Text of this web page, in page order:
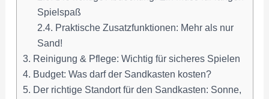
Spielspaß
2.4. Praktische Zusatzfunktionen: Mehr als nur
Sand!
3. Reinigung & Pflege: Wichtig für sicheres Spielen
4. Budget: Was darf der Sandkasten kosten?
5. Der richtige Standort für den Sandkasten: Sonne,